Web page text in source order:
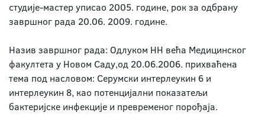
студије-мастер уписао 2005. године, рок за одбрану
завршног рада 20.06. 2009. године.
Назив завршног рада: Одлуком НН већа Медицинског
факултета у Новом Саду,од 20.06.2006. прихваћена
тема под насловом: Серумски интерлеукин 6 и
интерлеукин 8, као потенцијални показатељи
бактеријске инфекције и превременог порођаја.